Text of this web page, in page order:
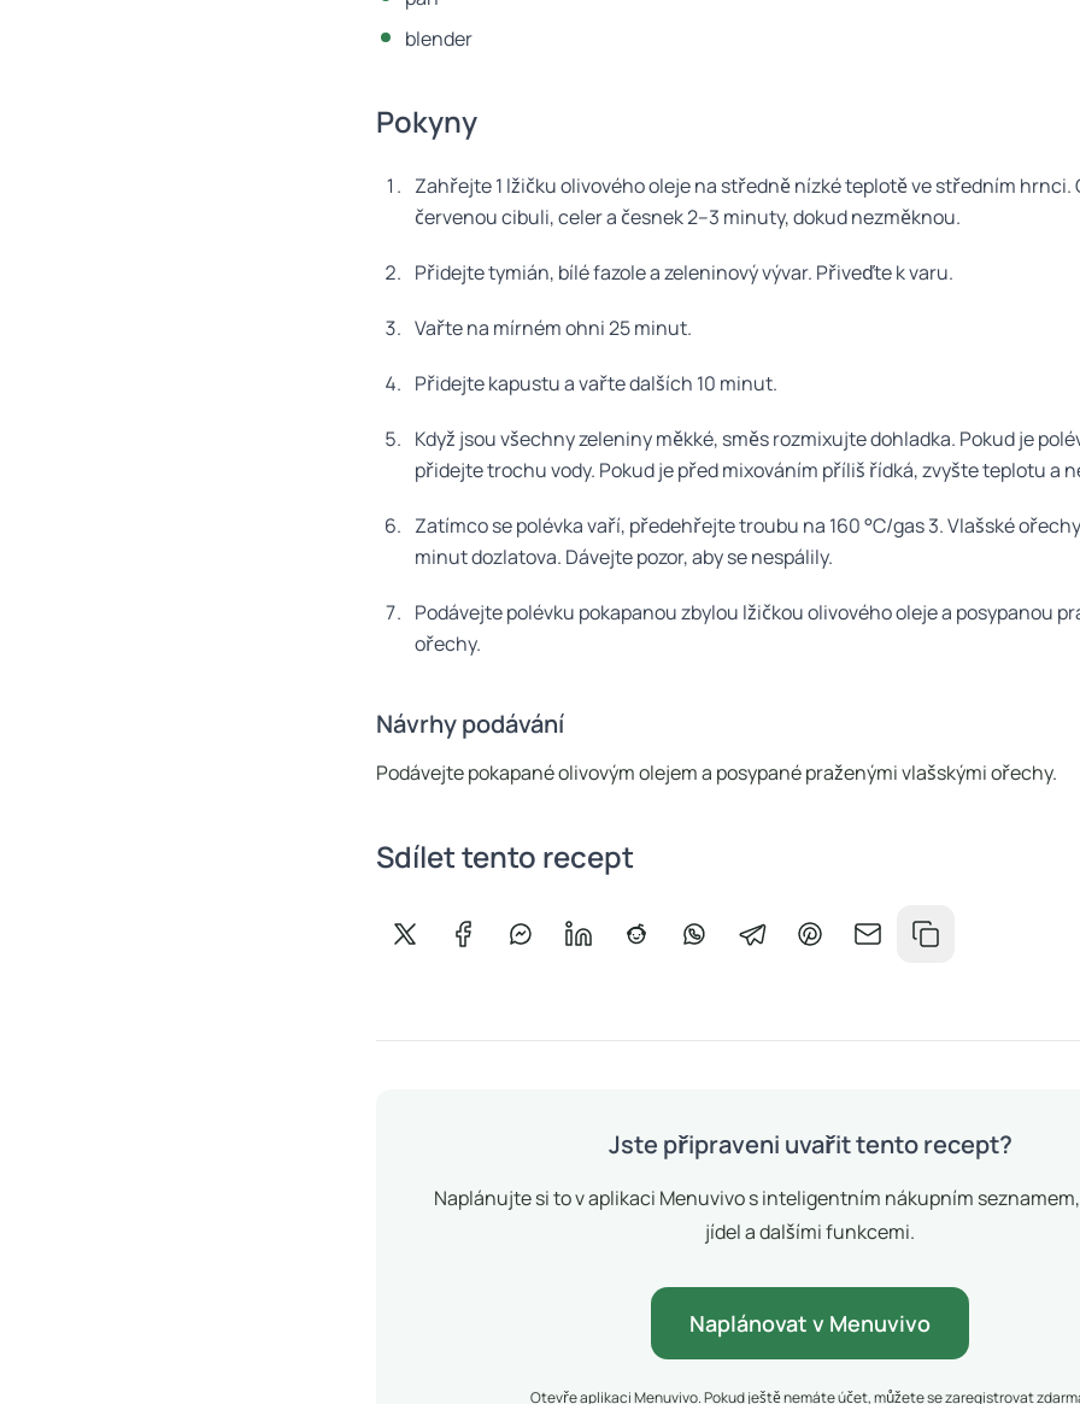
blender
Pokyny
Zahřejte 1 lžičku olivového oleje na středně nízké teplotě ve středním hrnci.
červenou cibuli, celer a česnek 2–3 minuty, dokud nezměknou.
Přidejte tymián, bílé fazole a zeleninový vývar. Přiveďte k varu.
Vařte na mírném ohni 25 minut.
Přidejte kapustu a vařte dalších 10 minut.
Když jsou všechny zeleniny měkké, směs rozmixujte dohladka. Pokud je
přidejte trochu vody. Pokud je před mixováním příliš řídká, zvyšte teplotu a
Zatímco se polévka vaří, předehřejte troubu na 160 °C/gas 3. Vlašské
minut dozlatova. Dávejte pozor, aby se nespálily.
Podávejte polévku pokapanou zbylou lžičkou olivového oleje a posypanou
ořechy.
Návrhy podávání
Podávejte pokapané olivovým olejem a posypané praženými vlašskými ořechy.
Sdílet tento recept
Sdílet na XSdílet na Facebooku
Sdílet na Messenger
Sdílet na LinkedIn
Sdílet na Redditu
Sdílet na WhatsApp
Sdílet na Telegramu
Sdílet na Pinterestu
Sdílet e-mailem
Zkopírovat odkaz
Jste připraveni uvařit tento recept?
Naplánujte si to v aplikaci Menuvivo s inteligentním nákupním
jídel a dalšími funkcemi.
Naplánovat v Menuvivo
Otevře aplikaci Menuvivo. Pokud ještě nemáte účet, můžete se zaregistrovat